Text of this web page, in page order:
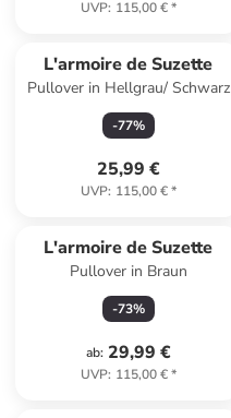
UVP: 115,00 €*
L'armoire de Suzette
Pullover in Hellgrau/ Schwarz
-77%
25,99 €
UVP: 115,00 €*
L'armoire de Suzette
Pullover in Braun
-73%
ab: 29,99 €
UVP: 115,00 €*